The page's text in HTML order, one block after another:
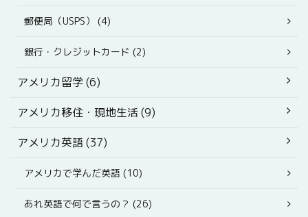
郵便局（USPS） (4)
銀行・クレジットカード (2)
アメリカ留学 (6)
アメリカ移住・現地生活 (9)
アメリカ英語 (37)
アメリカで学んだ英語 (10)
あれ英語で何で言うの？ (26)